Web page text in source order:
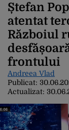
Ștefan
atentat
Războiul
frontului
Andreea Vlad
Publicat:
Actualizat: